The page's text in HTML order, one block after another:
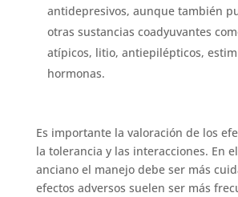
antidepresivos, aunque también
otras sustancias coadyuvantes
atípicos, litio, antiepilépticos,
hormonas.
Es importante la valoración de los
la tolerancia y las interacciones. En
anciano el manejo debe ser más
efectos adversos suelen ser más